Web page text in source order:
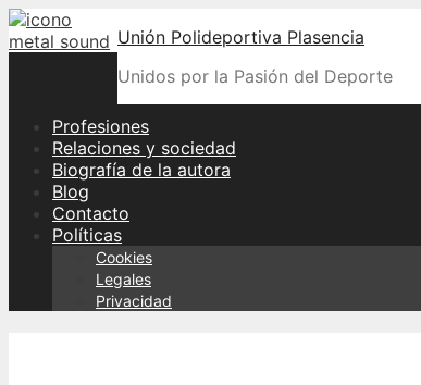
Skip
to
Unión Polideportiva Plasencia
Unidos por la Pasión del Deporte
Profesiones
Relaciones y sociedad
Biografía de la autora
Blog
Contacto
Políticas
Cookies
Legales
Privacidad